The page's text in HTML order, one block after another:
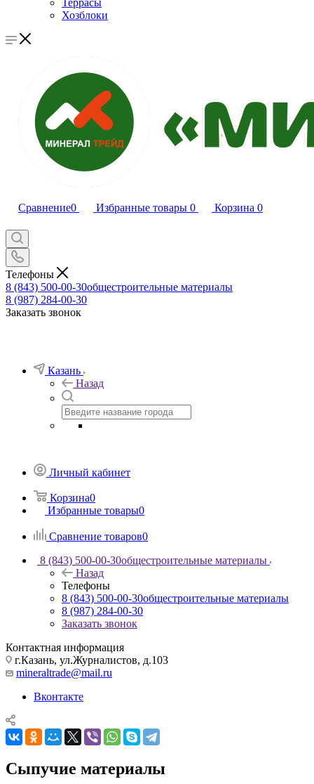
Террасы
Хозблоки
Сравнение0 Избранные товары 0 Корзина 0
Телефоны
8 (843) 500-00-30общестроительные материалы
8 (987) 284-00-30
Заказать звонок
Казань
Назад
Личный кабинет
Корзина0
Избранные товары0
Сравнение товаров0
8 (843) 500-00-30общестроительные материалы
Назад
Телефоны
8 (843) 500-00-30общестроительные материалы
8 (987) 284-00-30
Заказать звонок
Контактная информация
г.Казань, ул.Журналистов, д.103
mineraltrade@mail.ru
Вконтакте
Сыпучие материалы